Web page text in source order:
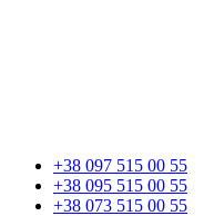
+38 097 515 00 55
+38 095 515 00 55
+38 073 515 00 55